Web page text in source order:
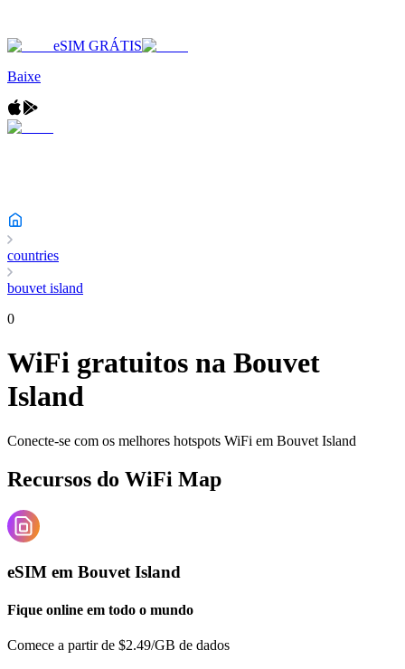
eSIM GRÁTIS
Baixe
countries
bouvet island
0
WiFi gratuitos na Bouvet
Island
Conecte-se com os melhores hotspots WiFi em Bouvet Island
Recursos do WiFi Map
eSIM em Bouvet Island
Fique online em todo o mundo
Comece a partir de $2.49/GB de dados